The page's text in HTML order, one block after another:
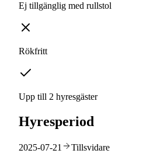
Ej tillgänglig med rullstol
Rökfritt
Upp till 2 hyresgäster
Hyresperiod
2025-07-21 Tillsvidare